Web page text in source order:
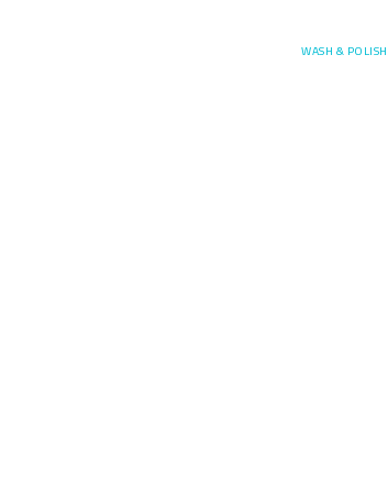
WASH & POLISH